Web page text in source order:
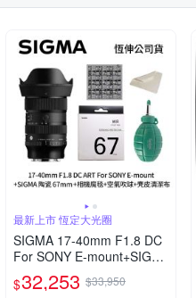
最新上市 恆定大光圈
SIGMA 17-40mm F1.8 DC
For SONY E-mount+SIGM
A 陶瓷 67mm保護鏡+相機
魔毯+BW-130吹球+3030麂
$32,253 $33,950